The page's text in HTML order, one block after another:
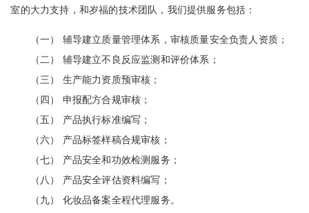
室的大力支持，和岁福的技术团队，我们提供服务包括：
（一） 辅导建立质量管理体系，审核质量安全负责人资质；
（二） 辅导建立不良反应监测和评价体系；
（三） 生产能力资质预审核；
（四） 申报配方合规审核；
（五） 产品执行标准编写；
（六） 产品标签样稿合规审核；
（七） 产品安全和功效检测服务；
（八） 产品安全评估资料编写；
（九） 化妆品备案全程代理服务。